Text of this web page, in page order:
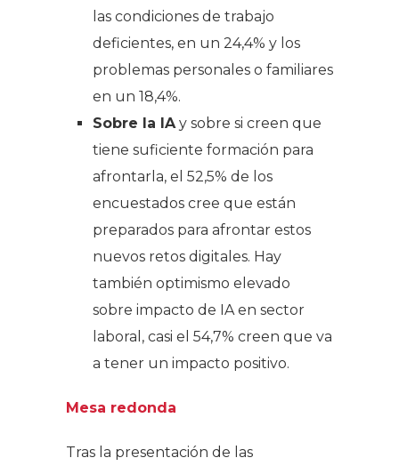
las condiciones de trabajo
deficientes, en un 24,4% y los
problemas personales o familiares
en un 18,4%.
Sobre la IAy sobre si creen que
tiene suficiente formación para
afrontarla, el 52,5% de los
encuestados cree que están
preparados para afrontar estos
nuevos retos digitales. Hay
también optimismo elevado
sobre impacto de IA en sector
laboral, casi el 54,7% creen que va
a tener un impacto positivo.
Mesa redonda
Tras la presentación de las